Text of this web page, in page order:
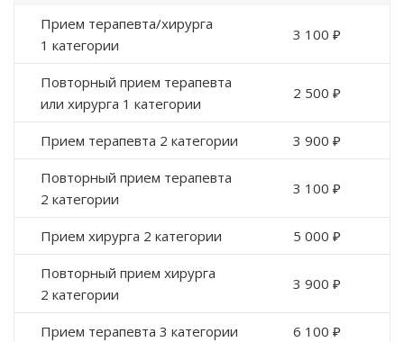
Прием терапевта/хирурга
1 категории
3 100 ₽
Повторный прием терапевта
или хирурга 1 категории
2 500 ₽
Прием терапевта 2 категории 3 900 ₽
Повторный прием терапевта
2 категории
3 100 ₽
Прием хирурга 2 категории 5 000 ₽
Повторный прием хирурга
2 категории
3 900 ₽
Прием терапевта 3 категории 6 100 ₽